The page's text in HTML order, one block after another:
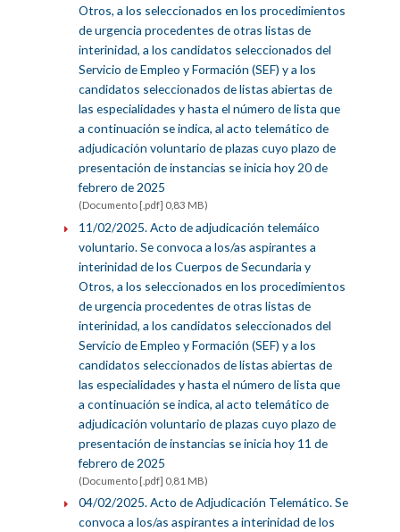
Otros, a los seleccionados en los procedimientos
de urgencia procedentes de otras listas de
interinidad, a los candidatos seleccionados del
Servicio de Empleo y Formación (SEF) y a los
candidatos seleccionados de listas abiertas de
las especialidades y hasta el número de lista que
a continuación se indica, al acto telemático de
adjudicación voluntario de plazas cuyo plazo de
presentación de instancias se inicia hoy 20 de
febrero de 2025
(Documento [.pdf] 0,83 MB)
11/02/2025. Acto de adjudicación telemáico
voluntario. Se convoca a los/as aspirantes a
interinidad de los Cuerpos de Secundaria y
Otros, a los seleccionados en los procedimientos
de urgencia procedentes de otras listas de
interinidad, a los candidatos seleccionados del
Servicio de Empleo y Formación (SEF) y a los
candidatos seleccionados de listas abiertas de
las especialidades y hasta el número de lista que
a continuación se indica, al acto telemático de
adjudicación voluntario de plazas cuyo plazo de
presentación de instancias se inicia hoy 11 de
febrero de 2025
(Documento [.pdf] 0,81 MB)
04/02/2025. Acto de Adjudicación Telemático. Se
convoca a los/as aspirantes a interinidad de los